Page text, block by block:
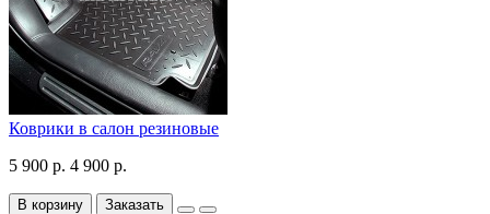
Коврики в салон резиновые
5 900 р. 4 900 р.
В корзину Заказать